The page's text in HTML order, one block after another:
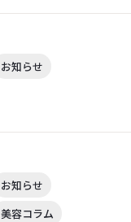
お知らせ
お知らせ
美容コラム